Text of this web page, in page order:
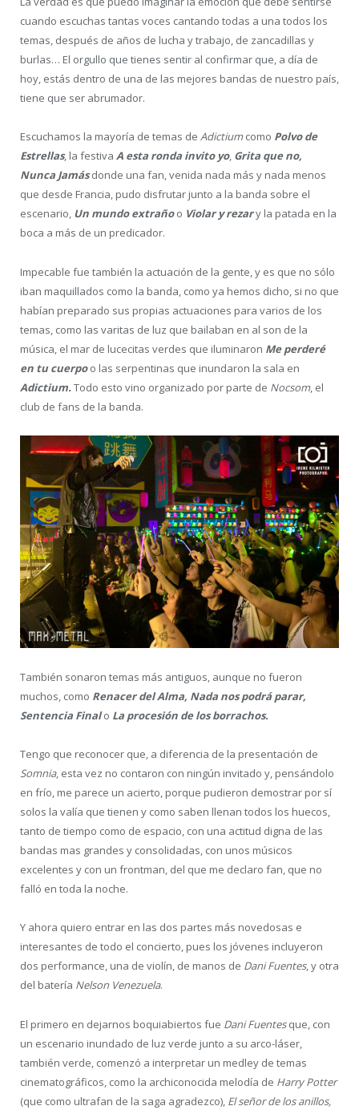
cuando escuchas tantas voces cantando todas a una todos los
temas, después de años de lucha y trabajo, de zancadillas y
burlas… El orgullo que tienes sentir al confirmar que, a día de
hoy, estás dentro de una de las mejores bandas de nuestro país,
tiene que ser abrumador.
Escuchamos la mayoría de temas de Adictiumcomo Polvo de
Estrellas, la festiva A esta ronda invito yo, Grita que no,
Nunca Jamásdonde una fan, venida nada más y nada menos
que desde Francia, pudo disfrutar junto a la banda sobre el
escenario, Un mundo extrañoo Violar y rezary la patada en la
boca a más de un predicador.
Impecable fue también la actuación de la gente, y es que no sólo
iban maquillados como la banda, como ya hemos dicho, si no que
habían preparado sus propias actuaciones para varios de los
temas, como las varitas de luz que bailaban en al son de la
música, el mar de lucecitas verdes que iluminaron Me perderé
en tu cuerpoo las serpentinas que inundaron la sala en
Adictium. Todo esto vino organizado por parte de Nocsom, el
club de fans de la banda.
También sonaron temas más antiguos, aunque no fueron
muchos, como Renacer del Alma, Nada nos podrá parar,
Sentencia Finalo La procesión de los borrachos.
Tengo que reconocer que, a diferencia de la presentación de
Somnia, esta vez no contaron con ningún invitado y, pensándolo
en frío, me parece un acierto, porque pudieron demostrar por sí
solos la valía que tienen y como saben llenan todos los huecos,
tanto de tiempo como de espacio, con una actitud digna de las
bandas mas grandes y consolidadas, con unos músicos
excelentes y con un frontman, del que me declaro fan, que no
falló en toda la noche.
Y ahora quiero entrar en las dos partes más novedosas e
interesantes de todo el concierto, pues los jóvenes incluyeron
dos performance, una de violín, de manos de Dani Fuentes, y otra
del batería Nelson Venezuela.
El primero en dejarnos boquiabiertos fue Dani Fuentesque, con
un escenario inundado de luz verde junto a su arco-láser,
también verde, comenzó a interpretar un medley de temas
cinematográficos, como la archiconocida melodía de Harry Potter
(que como ultrafan de la saga agradezco), El señor de los anillos,